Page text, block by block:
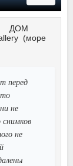
ДОМ
(море
перед
не
снимков
не